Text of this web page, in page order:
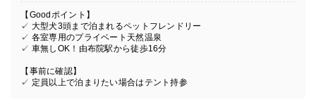
【Goodポイント】
✓ 大型犬3頭まで泊まれるペットフレンドリー
✓ 各室専用のプライベート天然温泉
✓ 車無しOK！由布院駅から徒歩16分
【事前に確認】
✓ 定員以上で泊まりたい場合はテント持参